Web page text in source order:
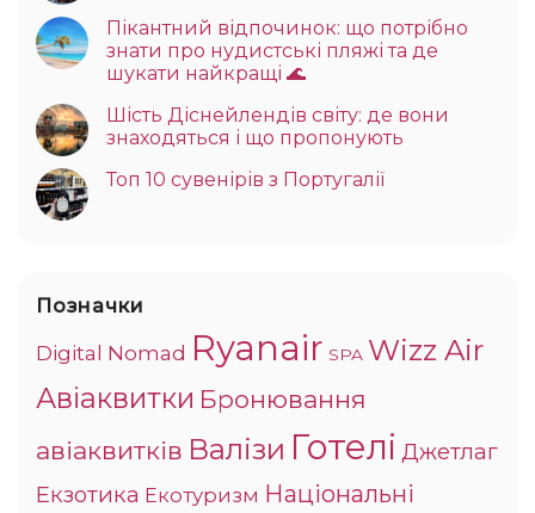
Пікантний відпочинок: що потрібно
знати про нудистські пляжі та де
шукати найкращі 🌊
Шість Діснейлендів світу: де вони
знаходяться і що пропонують
Топ 10 сувенірів з Португалії
Позначки
Digital Nomad Ryanair SPA Wizz Air
Авіаквитки Бронювання
авіаквитків Валізи Готелі Джетлаг
Екзотика Екотуризм Національні